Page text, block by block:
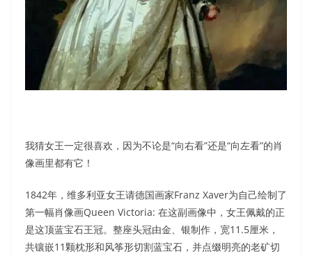
我猜女王一定很喜欢，因为不论是“向右看”还是“向左看”的肖
像画里都有它！
1842年，维多利亚女王请德国画家Franz Xaver为自己绘制了
第一幅肖像画Queen Victoria: 在这副画像中，女王佩戴的正
是这顶蓝宝石王冠。整座头冠由金、银制作，宽11.5厘米，
共镶嵌11颗枕形和风筝形切割蓝宝石，并点缀明亮的老矿切